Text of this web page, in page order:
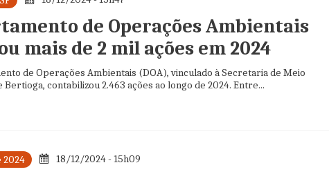
de Operações Ambientais
mais de 2 mil ações em 2024
de Operações Ambientais (DOA), vinculado à Secretaria de Meio
Bertioga, contabilizou 2.463 ações ao longo de 2024. Entre...
2024 18/12/2024 - 15h09